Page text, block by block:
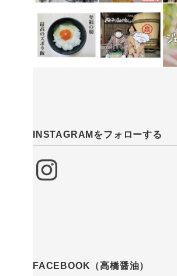
INSTAGRAMをフォローする
Instagram
FACEBOOK（高橋醤油）